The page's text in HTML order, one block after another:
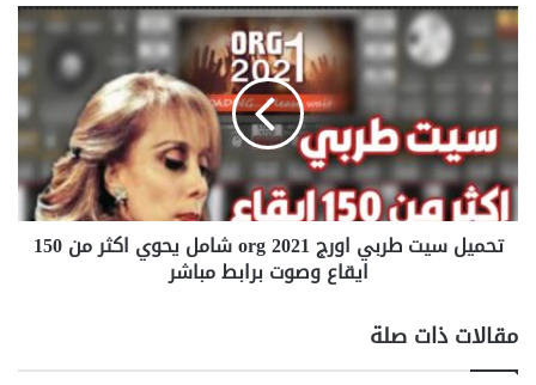
تحميل
سيت
طربي
org
2021
شامل
يحوي
اكثر
من
برابط
مباشر
تحميل سيت طربي اورج org 2021 شامل يحوي اكثر من 150
ايقاع وصوت برابط مباشر
مقالات ذات صلة